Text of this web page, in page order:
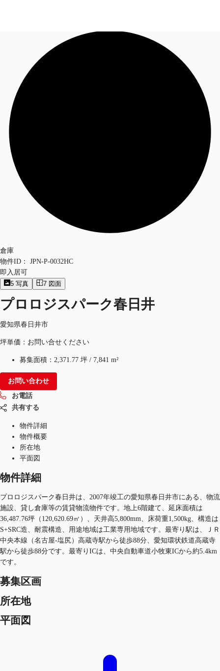
オフィス・事務所
倉庫・物流センター
お電話
倉庫
物件ID：
JPN-P-0032HC
即入居可
5 写真 7 図面
プロロジスパーク春日井
愛知県春日井市
坪単価：お問い合せください
募集面積： 2,371.77 坪 / 7,841 m²
お問い合わせ
お電話
共有する
物件詳細
物件概要
所在地
平面図
物件詳細
プロロジスパーク春日井は、2007年竣工の愛知県春日井市にある、物流
施設、貸し倉庫等の賃貸物流物件です。地上6階建て、延床面積は
36,487.76坪（120,620.69㎡）、天井高5,800mm、床荷重1,500kg、構造は
S+SRC造、耐震構造、用途地域は工業専用地域です。最寄り駅は、ＪＲ
中央本線（名古屋-塩尻）高蔵寺駅から徒歩88分、愛知環状鉄道高蔵寺
駅から徒歩88分です。最寄りICは、中央自動車道小牧東ICから約5.4km
です。
募集区画
所在地
平面図